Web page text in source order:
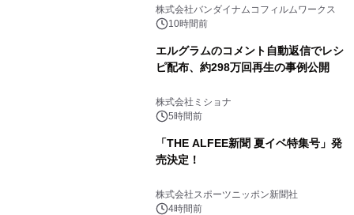
像『UNICORN GUNDAM Statue ―
BEYOND POSSIBILITY ―』を上映！
株式会社バンダイナムコフィルムワークス
10時間前
エルグラムのコメント自動返信でレシ
ピ配布、約298万回再生の事例公開
株式会社ミショナ
5時間前
「THE ALFEE新聞 夏イベ特集号」発
売決定！
株式会社スポーツニッポン新聞社
4時間前